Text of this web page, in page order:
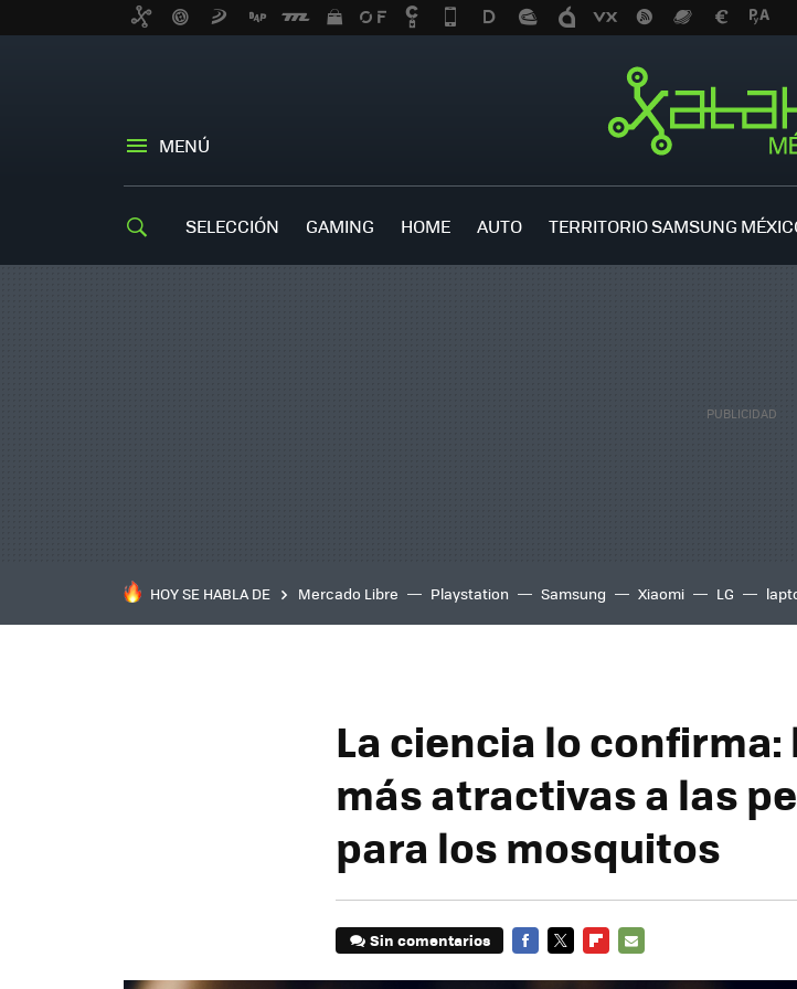
MENÚ
SELECCIÓN GAMING HOME AUTO TERRITORIO SAMSUNG
HOY SE HABLA DE Mercado Libre Playstation Samsung Xiaomi LG
La ciencia lo
más atractivas a las
para los mosquitos
Sin comentarios